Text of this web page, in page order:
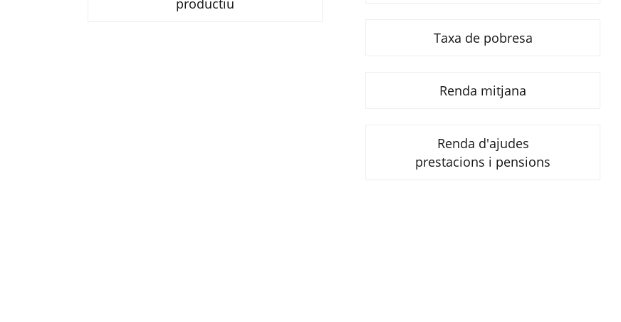
Taxa de pobresa
Renda mitjana
Renda d'ajudes
prestacions i pensions